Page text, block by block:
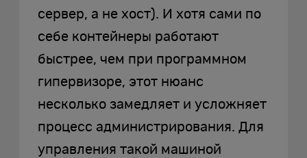
сервер, а не хост). И хотя сами по
себе контейнеры работают
быстрее, чем при программном
гипервизоре, этот нюанс
несколько замедляет и усложняет
процесс администрирования. Для
управления такой машиной